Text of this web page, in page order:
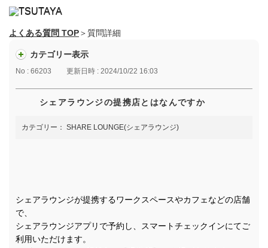
よくある質問 TOP＞質問詳細
カテゴリー表示
No : 66203 更新日時 : 2024/10/22 16:03
シェアラウンジの提携店とはなんですか
カテゴリー： SHARE LOUNGE(シェアラウンジ)
シェアラウンジが提携するワークスペースやカフェなどの店舗
で、
シェアラウンジアプリで予約し、スマートチェックインにてご
利用いただけます。​